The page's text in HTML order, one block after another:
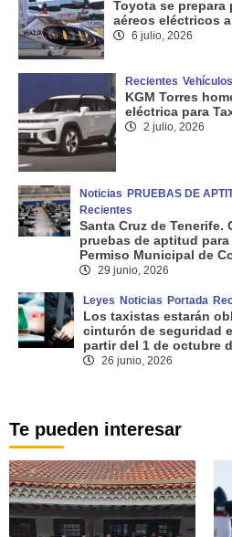
Toyota se prepara
aéreos eléctricos
6 julio, 2026
Recientes
KGM Torres
eléctrica para
2 julio, 2026
Noticias PRUEBAS DE
Recientes
Santa Cruz de Tenerife.
pruebas de aptitud
Permiso Municipal de
29 junio, 2026
Leyes Noticias Portada
Los taxistas estarán
cinturón de seguridad
partir del 1 de octubre
26 junio, 2026
Te pueden interesar